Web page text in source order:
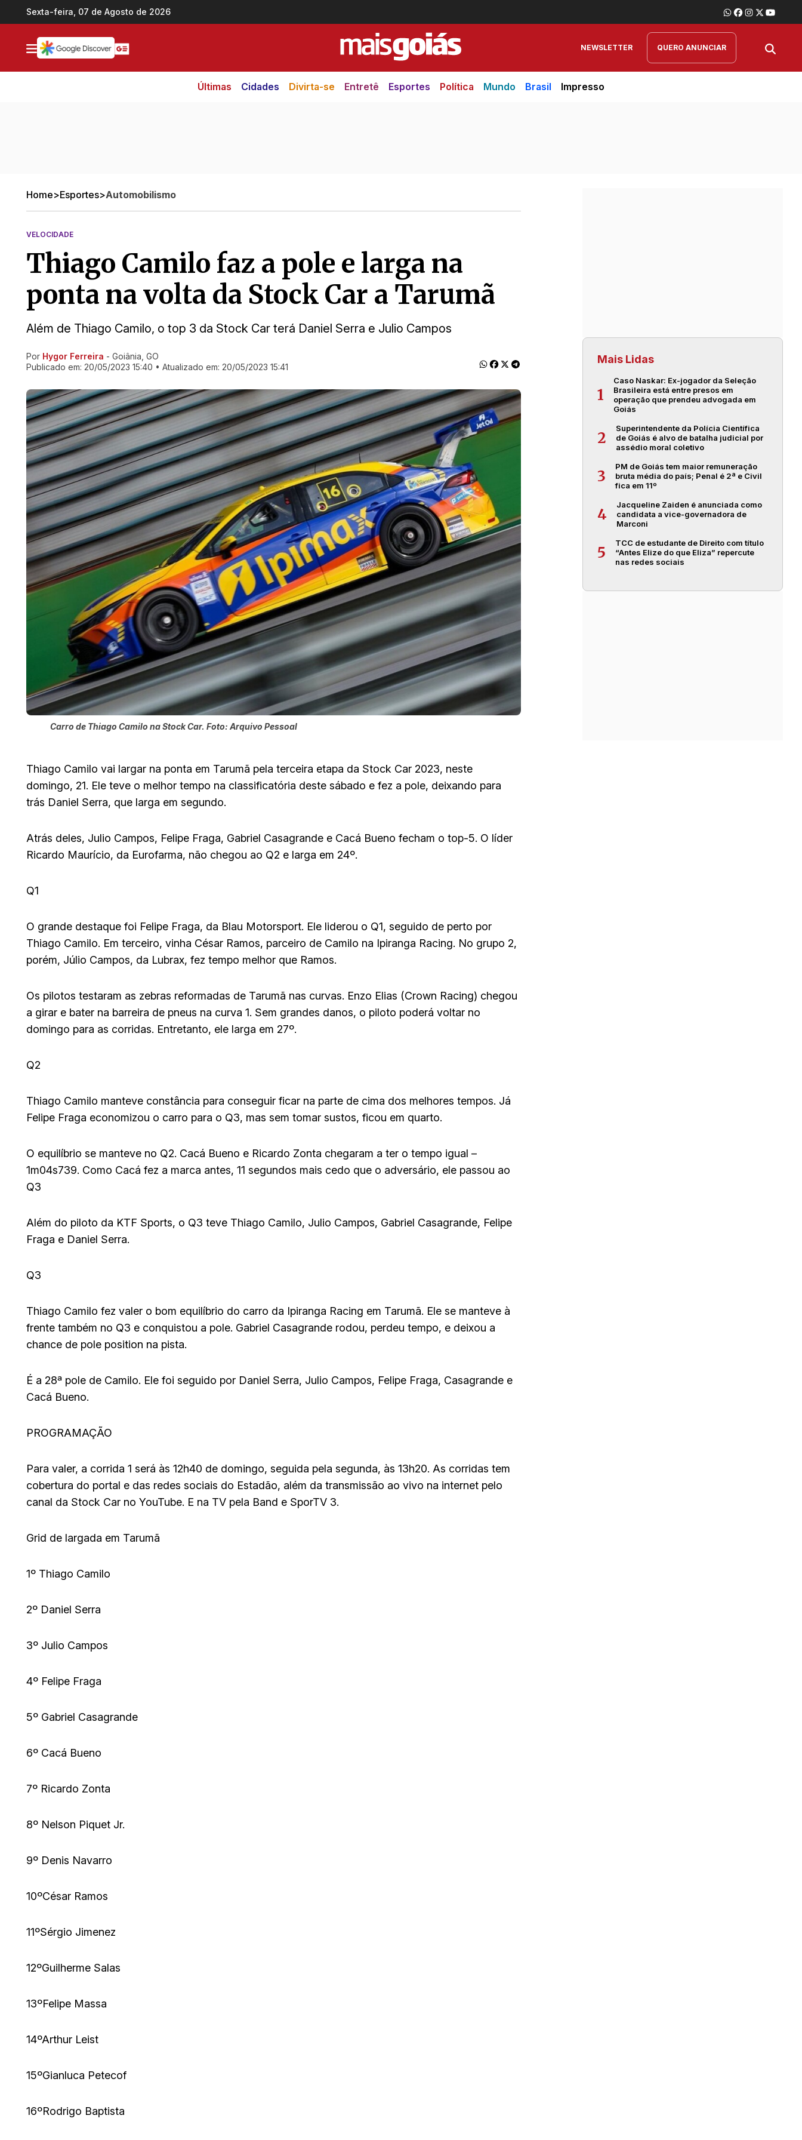
Ir direto pro conteúdo
Sexta-feira, 07 de Agosto de 2026
NEWSLETTER QUERO ANUNCIAR
Últimas Cidades Divirta-se Entretê Esportes Política Mundo Brasil Impresso
Home>Esportes>Automobilismo
VELOCIDADE
Thiago Camilo faz a pole e larga na
ponta na volta da Stock Car a Tarumã
Além de Thiago Camilo, o top 3 da Stock Car terá Daniel Serra e Julio Campos
Ir direto pra matéria
Por Hygor Ferreira - Goiânia, GO
Publicado em: 20/05/2023 15:40 • Atualizado em: 20/05/2023 15:41
Carro de Thiago Camilo na Stock Car. Foto: Arquivo Pessoal
Thiago Camilo vai largar na ponta em Tarumã pela terceira etapa da Stock Car 2023, neste
domingo, 21. Ele teve o melhor tempo na classificatória deste sábado e fez a pole, deixando para
trás Daniel Serra, que larga em segundo.
Atrás deles, Julio Campos, Felipe Fraga, Gabriel Casagrande e Cacá Bueno fecham o top-5. O líder
Ricardo Maurício, da Eurofarma, não chegou ao Q2 e larga em 24º.
Q1
O grande destaque foi Felipe Fraga, da Blau Motorsport. Ele liderou o Q1, seguido de perto por
Thiago Camilo. Em terceiro, vinha César Ramos, parceiro de Camilo na Ipiranga Racing. No grupo 2,
porém, Júlio Campos, da Lubrax, fez tempo melhor que Ramos.
Os pilotos testaram as zebras reformadas de Tarumã nas curvas. Enzo Elias (Crown Racing) chegou
a girar e bater na barreira de pneus na curva 1. Sem grandes danos, o piloto poderá voltar no
domingo para as corridas. Entretanto, ele larga em 27º.
Q2
Thiago Camilo manteve constância para conseguir ficar na parte de cima dos melhores tempos. Já
Felipe Fraga economizou o carro para o Q3, mas sem tomar sustos, ficou em quarto.
O equilíbrio se manteve no Q2. Cacá Bueno e Ricardo Zonta chegaram a ter o tempo igual –
1m04s739. Como Cacá fez a marca antes, 11 segundos mais cedo que o adversário, ele passou ao
Q3
Além do piloto da KTF Sports, o Q3 teve Thiago Camilo, Julio Campos, Gabriel Casagrande, Felipe
Fraga e Daniel Serra.
Q3
Thiago Camilo fez valer o bom equilíbrio do carro da Ipiranga Racing em Tarumã. Ele se manteve à
frente também no Q3 e conquistou a pole. Gabriel Casagrande rodou, perdeu tempo, e deixou a
chance de pole position na pista.
É a 28ª pole de Camilo. Ele foi seguido por Daniel Serra, Julio Campos, Felipe Fraga, Casagrande e
Cacá Bueno.
PROGRAMAÇÃO
Para valer, a corrida 1 será às 12h40 de domingo, seguida pela segunda, às 13h20. As corridas tem
cobertura do portal e das redes sociais do Estadão, além da transmissão ao vivo na internet pelo
canal da Stock Car no YouTube. E na TV pela Band e SporTV 3.
Grid de largada em Tarumã
1º Thiago Camilo
2º Daniel Serra
3º Julio Campos
4º Felipe Fraga
5º Gabriel Casagrande
6º Cacá Bueno
7º Ricardo Zonta
8º Nelson Piquet Jr.
9º Denis Navarro
10ºCésar Ramos
11ºSérgio Jimenez
12ºGuilherme Salas
13ºFelipe Massa
14ºArthur Leist
15ºGianluca Petecof
16ºRodrigo Baptista
Mais Lidas
1
Caso Naskar: Ex-jogador da Seleção
Brasileira está entre presos em
operação que prendeu advogada em
Goiás
2
Superintendente da Polícia Científica
de Goiás é alvo de batalha judicial por
assédio moral coletivo
3
PM de Goiás tem maior remuneração
bruta média do país; Penal é 2ª e Civil
fica em 11º
4
Jacqueline Zaiden é anunciada como
candidata a vice-governadora de
Marconi
5
TCC de estudante de Direito com título
“Antes Elize do que Eliza” repercute
nas redes sociais